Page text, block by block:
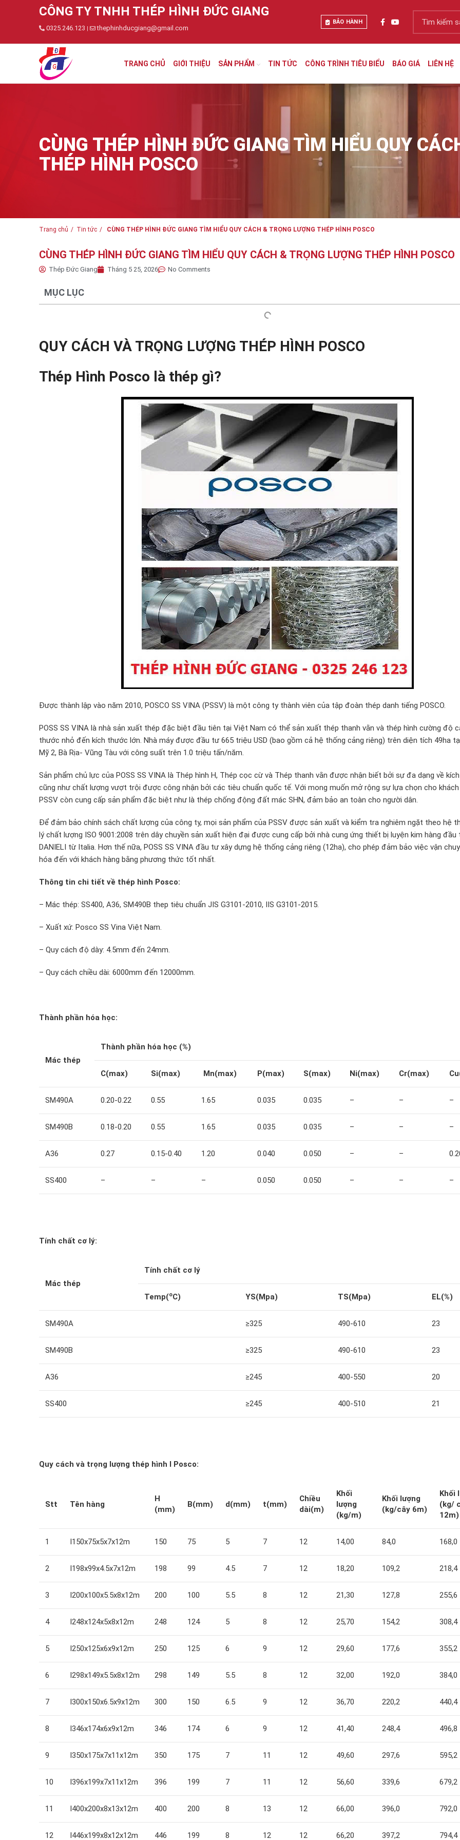
CÔNG TY TNHH THÉP HÌNH ĐỨC GIANG
0325.246.123 | thephinhducgiang@gmail.com
BẢO HÀNH
TRANG CHỦ GIỚI THIỆU SẢN PHẨM TIN TỨC CÔNG TRÌNH TIÊU BIỂU BÁO GIÁ LIÊN HỆ
CÙNG THÉP HÌNH ĐỨC GIANG TÌM HIỂU QUY
THÉP HÌNH POSCO
Trang chủ Tin tức CÙNG THÉP HÌNH ĐỨC GIANG TÌM HIỂU QUY CÁCH & TRỌNG LƯỢNG THÉP HÌNH POSCO
CÙNG THÉP HÌNH ĐỨC GIANG TÌM HIỂU QUY CÁCH & TRỌNG LƯỢNG THÉP HÌNH POSCO
Thép Đức Giang Tháng 5 25, 2026 No Comments
MỤC LỤC
QUY CÁCH VÀ TRỌNG LƯỢNG THÉP HÌNH POSCO
Thép Hình Posco là thép gì?
Được thành lập vào năm 2010, POSCO SS VINA (PSSV) là một công ty thành viên của tập đoàn thép danh tiếng POSCO.
POSS SS VINA là nhà sản xuất thép đặc biệt đầu tiên tại Việt Nam có thể sản xuất thép thanh vằn và thép hình cường độ
thước nhỏ đến kích thước lớn. Nhà máy được đầu tư 665 triệu USD (bao gồm cả hệ thống cảng riêng) trên diện tích 49ha
Mỹ 2, Bà Rịa- Vũng Tàu với công suất trên 1.0 triệu tấn/năm.
Sản phẩm chủ lực của POSS SS VINA là Thép hình H, Thép cọc cừ và Thép thanh vằn được nhận biết bởi sự đa dạng về
cũng như chất lượng vượt trội được công nhận bởi các tiêu chuẩn quốc tế. Với mong muốn mở rộng sự lựa chọn cho khách
PSSV còn cung cấp sản phẩm đặc biệt như là thép chống động đất mác SHN, đảm bảo an toàn cho người dân.
Để đảm bảo chính sách chất lượng của công ty, mọi sản phẩm của PSSV được sản xuất và kiểm tra nghiêm ngặt theo hệ
lý chất lượng ISO 9001:2008 trên dây chuyền sản xuất hiện đại được cung cấp bởi nhà cung ứng thiết bị luyện kim hàng đầu
DANIELI từ Italia. Hơn thế nữa, POSS SS VINA đầu tư xây dựng hệ thống cảng riêng (12ha), cho phép đảm bảo việc vận
hóa đến với khách hàng bằng phương thức tốt nhất.
Thông tin chi tiết về thép hình Posco:
– Mác thép: SS400, A36, SM490B thep tiêu chuẩn JIS G3101-2010, IIS G3101-2015.
– Xuất xứ: Posco SS Vina Việt Nam.
– Quy cách độ dày: 4.5mm đến 24mm.
– Quy cách chiều dài: 6000mm đến 12000mm.
Thành phần hóa học:
Mác thép
Thành phần hóa học (%)
C(max) Si(max) Mn(max) P(max) S(max) Ni(max) Cr(max)
SM490A 0.20-0.22 0.55 1.65 0.035 0.035 – – –
SM490B 0.18-0.20 0.55 1.65 0.035 0.035 – – –
A36 0.27 0.15-0.40 1.20 0.040 0.050 – –
SS400 – – – 0.050 0.050 – – –
Tính chất cơ lý:
Mác thép
Tính chất cơ lý
Temp(oC) YS(Mpa) TS(Mpa) EL(%)
SM490A ≥325 490-610 23
SM490B ≥325 490-610 23
A36 ≥245 400-550 20
SS400 ≥245 400-510 21
Quy cách và trọng lượng thép hình I Posco:
Stt Tên hàng
H
(mm)
B(mm) d(mm) t(mm)
Chiều
dài(m)
Khối
lượng
(kg/m)
Khối lượng
(kg/cây 6m)
Khối
(kg/
12m)
1 I150x75x5x7x12m 150 75 5 7 12 14,00 84,0 168,0
2 I198x99x4.5x7x12m 198 99 4.5 7 12 18,20 109,2 218,4
3 I200x100x5.5x8x12m 200 100 5.5 8 12 21,30 127,8 255,6
4 I248x124x5x8x12m 248 124 5 8 12 25,70 154,2 308,4
5 I250x125x6x9x12m 250 125 6 9 12 29,60 177,6 355,2
6 I298x149x5.5x8x12m 298 149 5.5 8 12 32,00 192,0 384,0
7 I300x150x6.5x9x12m 300 150 6.5 9 12 36,70 220,2 440,4
8 I346x174x6x9x12m 346 174 6 9 12 41,40 248,4 496,8
9 I350x175x7x11x12m 350 175 7 11 12 49,60 297,6 595,2
10 I396x199x7x11x12m 396 199 7 11 12 56,60 339,6 679,2
11 I400x200x8x13x12m 400 200 8 13 12 66,00 396,0 792,0
12 I446x199x8x12x12m 446 199 8 12 12 66,20 397,2 794,4